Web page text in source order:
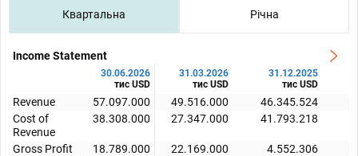
Квартальна Річна
Income Statement
30.06.2026
тис USD
31.03.2026
тис USD
31.12.2025
тис USD
Revenue 57.097.000 49.516.000 46.345.524
Cost of
Revenue
38.308.000 27.347.000 41.793.218
Gross Profit 18.789.000 22.169.000 4.552.306